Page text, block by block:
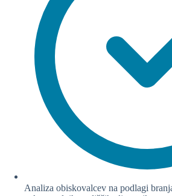
Analiza obiskovalcev na podlagi